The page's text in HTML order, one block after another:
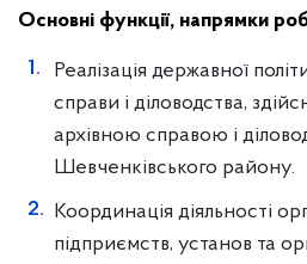
Основнi функцiї, напрямки
Реалізація державної
справи i діловодства,
архівною справою i
Шевченківського району.
Координація діяльності
підприємств, установ та